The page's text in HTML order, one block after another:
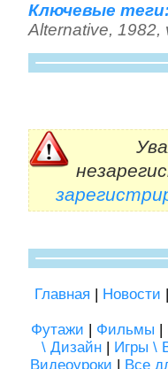
Ключевые
Alternative, 1982,
Главная | Новости |
Футажи | Фильмы |
\ Дизайн | Игры \
Видеоуроки | Все